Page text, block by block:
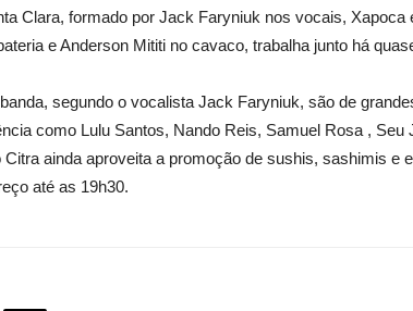
Clara, formado por Jack Faryniuk nos vocais,
e Anderson Mititi no cavaco, trabalha junto há
segundo o vocalista Jack Faryniuk, são de
como Lulu Santos, Nando Reis, Samuel Rosa , Seu
ainda aproveita a promoção de sushis, sashimis
até as 19h30.